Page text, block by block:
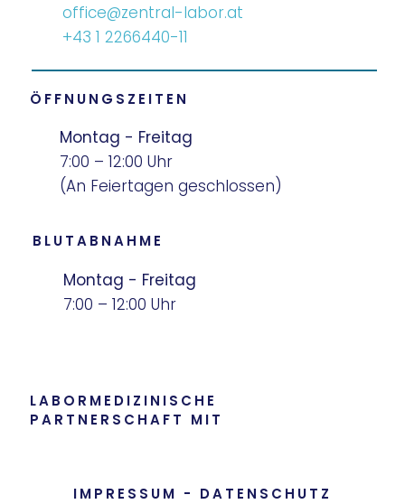
IMPRESSUM - DATENSCHUTZ
ÖFFNUNGSZEITEN
Montag - Freitag
7:00 – 12:00 Uhr
(An Feiertagen geschlossen)
BLUTABNAHME
Montag - Freitag
7:00 – 12:00 Uhr
office@zentral-labor.at
+43 1 2266440-11
LABORMEDIZINISCHE
PARTNERSCHAFT MIT